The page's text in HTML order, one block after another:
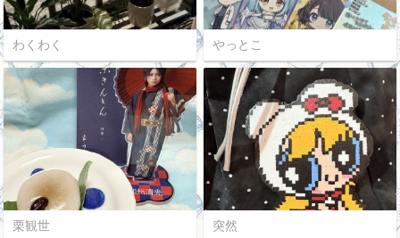
わくわく やっとこ
栗観世 突然